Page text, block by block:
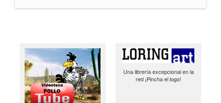
Una librería excepcional en la
red ¡Pincha el logo!